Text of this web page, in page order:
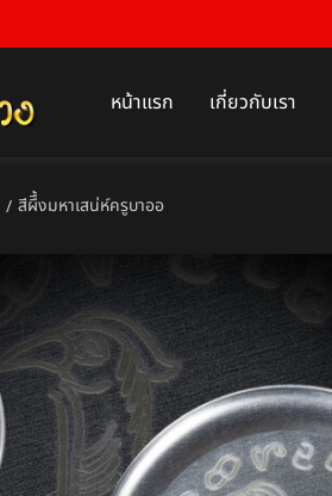
หน้าแรก เกี่ยวกับเรา
/ สีผึึ้งมหาเสน่ห์ครูบาออ